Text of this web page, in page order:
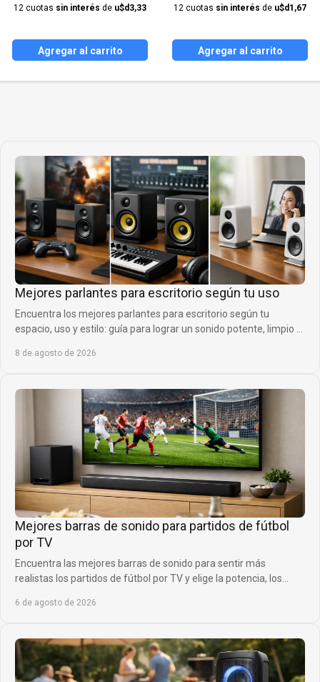
12 cuotas sin interés de u$d3,33
Agregar al carrito
12 cuotas sin interés de u$d1,67
Agregar al carrito
Mejores parlantes para escritorio según tu uso
Encuentra los mejores parlantes para escritorio según tu
espacio, uso y estilo: guía para lograr un sonido potente, limpio y
8 de agosto de 2026
Mejores barras de sonido para partidos de fútbol
por TV
Encuentra las mejores barras de sonido para sentir más
realistas los partidos de fútbol por TV y elige la potencia, los
6 de agosto de 2026